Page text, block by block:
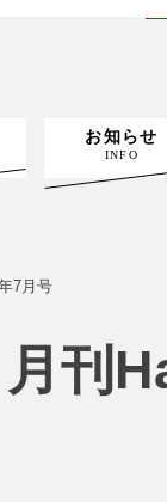
お知らせ
INFO
7月号
月刊